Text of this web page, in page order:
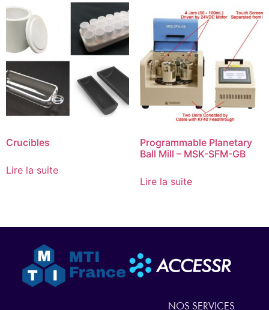
Crucibles
Lire la suite
Programmable Planetary
Ball Mill – MSK-SFM-GB
Lire la suite
NOS SERVICES